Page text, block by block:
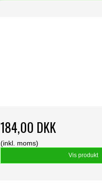
184,00 DKK
(inkl. moms)
Vis produkt